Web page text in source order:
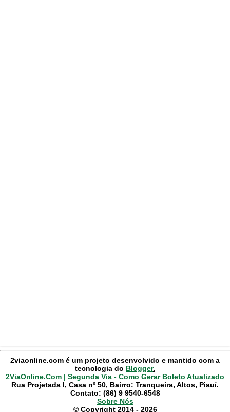
2viaonline.com é um projeto desenvolvido e mantido com a
tecnologia do Blogger.
2ViaOnline.Com | Segunda Via - Como Gerar Boleto Atualizado
Rua Projetada I, Casa nº 50, Bairro: Tranqueira, Altos, Piauí.
Contato: (86) 9 9540-6548
Sobre Nós
© Copyright 2014 - 2026